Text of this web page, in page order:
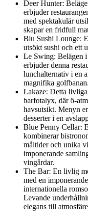
Deer Hunter:
erbjuder
med spektakulär
skapar en fridfull
Blu Sushi Lounge:
utsökt sushi och ett
Le Swing: Belägen
erbjuder denna
lunchalternativ i en
magnifika golfbanan.
Lakaze: Detta livliga
barfotalyx, där ö-
havsutsikt. Menyn
desserter i en
Blue Penny Cellar:
kombinerar
måltider och unika
imponerande
vingårdar.
The Bar: En livlig
med en
internationella
Levande
elegans till